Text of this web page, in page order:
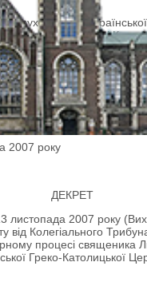
духовенству
що ще у 2007 році
Віри визнано
схизми та винесено
подаємо текст декрету
КАТОЛИЦЬКА ЦЕРКВА
2007 року
ДЕКРЕТ
листопада 2007 року
від Колегіального
процесі священика
Греко-Католицької